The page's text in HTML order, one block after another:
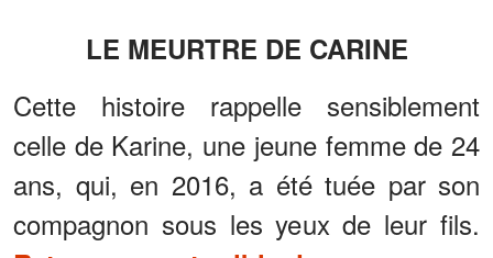
LE MEURTRE DE CARINE
Cette histoire rappelle sensiblement
celle de Karine, une jeune femme de 24
ans, qui, en 2016, a été tuée par son
compagnon sous les yeux de leur fils.